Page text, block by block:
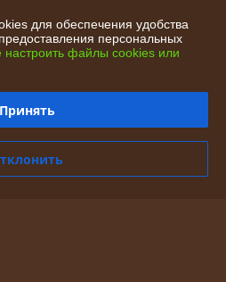
для обеспечения удобства
персональных
файлы cookies или
Принять